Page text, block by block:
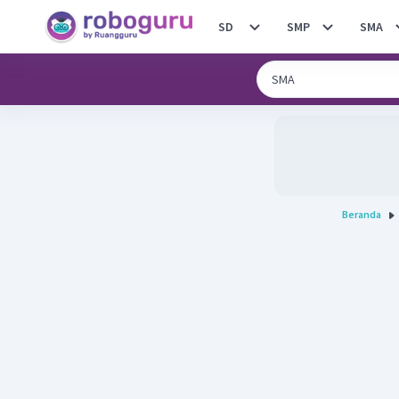
SD SMP SMA
Beranda